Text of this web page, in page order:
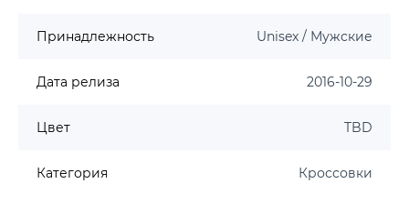
Принадлежность Unisex / Мужские
Дата релиза 2016-10-29
Цвет TBD
Категория Кроссовки